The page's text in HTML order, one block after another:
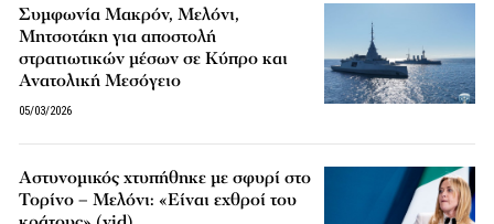
Συμφωνία Μακρόν, Μελόνι,
Μητσοτάκη για αποστολή
στρατιωτικών μέσων σε Κύπρο και
Ανατολική Μεσόγειο
05/03/2026
Αστυνομικός χτυπήθηκε με σφυρί στο
Τορίνο – Μελόνι: «Είναι εχθροί του